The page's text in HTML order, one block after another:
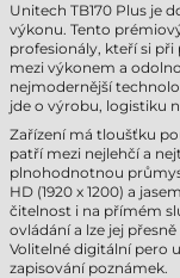
Unitech TB170 Plus je
výkonu. Tento
profesionály, kteří si
mezi výkonem a
nejmodernější
jde o výrobu, logistiku
Zařízení má tloušťku
patří mezi nejlehčí a
plnohodnotnou
HD (1920 x 1200) a
čitelnost i na přímém
ovládání a lze jej
Volitelné digitální pero
zapisování poznámek.